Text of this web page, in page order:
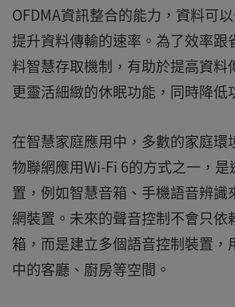
OFDMA資訊整合的能力，資料可
提升資料傳輸的速率。為了效率跟
料智慧存取機制，有助於提高資料
更靈活細緻的休眠功能，同時降低
在智慧家庭應用中，多數的家庭環
物聯網應用Wi-Fi 6的方式之一，
置，例如智慧音箱、手機語音辨識
網裝置。未來的聲音控制不會只依
箱，而是建立多個語音控制裝置，
中的客廳、廚房等空間。